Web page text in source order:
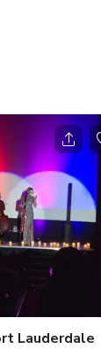
Lauderdale